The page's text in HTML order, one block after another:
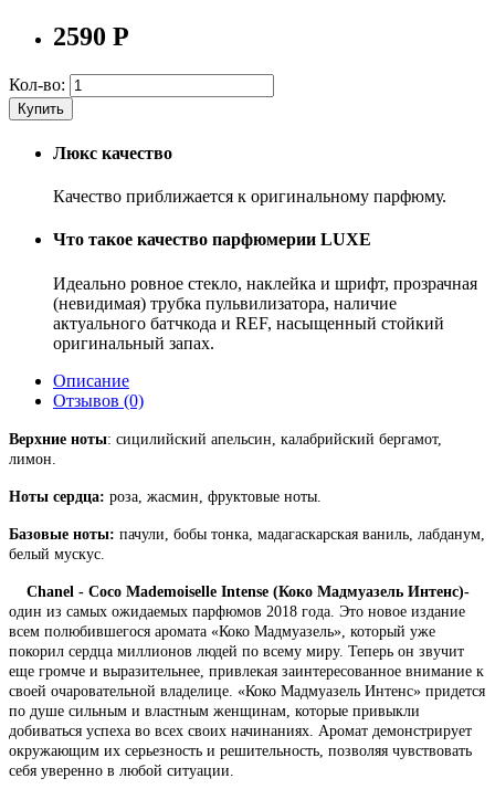
2590 Р
Кол-во:
Купить
Люкс качество
Качество приближается к оригинальному парфюму.
Что такое качество парфюмерии LUXE
Идеально ровное стекло, наклейка и шрифт, прозрачная
(невидимая) трубка пульвилизатора, наличие
актуального батчкода и REF, насыщенный стойкий
оригинальный запах.
Описание
Отзывов (0)
Верхние ноты: сицилийский апельсин, калабрийский бергамот,
лимон.
Ноты сердца: роза, жасмин, фруктовые ноты.
Базовые ноты: пачули, бобы тонка, мадагаскарская ваниль, лабданум,
белый мускус.
Chanel - Coco Mademoiselle Intense (Коко Мадмуазель Интенс)-
один из самых ожидаемых парфюмов 2018 года. Это новое издание
всем полюбившегося аромата «Коко Мадмуазель», который уже
покорил сердца миллионов людей по всему миру. Теперь он звучит
еще громче и выразительнее, привлекая заинтересованное внимание к
своей очаровательной владелице. «Коко Мадмуазель Интенс» придется
по душе сильным и властным женщинам, которые привыкли
добиваться успеха во всех своих начинаниях. Аромат демонстрирует
окружающим их серьезность и решительность, позволяя чувствовать
себя уверенно в любой ситуации.